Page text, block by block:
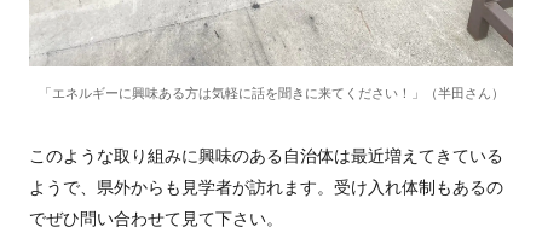
「エネルギーに興味ある方は気軽に話を聞きに来てください！」（半田さん）
このような取り組みに興味のある自治体は最近増えてきている
ようで、県外からも見学者が訪れます。受け入れ体制もあるの
でぜひ問い合わせて見て下さい。